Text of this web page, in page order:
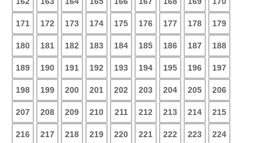
171 172 173 174 175 176 177 178 179
180 181 182 183 184 185 186 187 188
189 190 191 192 193 194 195 196 197
198 199 200 201 202 203 204 205 206
207 208 209 210 211 212 213 214 215
216 217 218 219 220 221 222 223 224